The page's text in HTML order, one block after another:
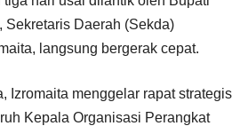
Sekretaris Daerah (Sekda)
langsung bergerak cepat.
Izromaita menggelar rapat strategis
Kepala Organisasi Perangkat